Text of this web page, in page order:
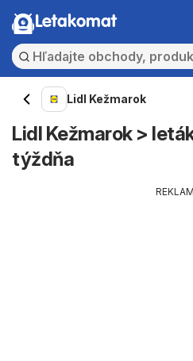
Letakomat
Lidl Kežmarok
Lidl Kežmarok >
týždňa